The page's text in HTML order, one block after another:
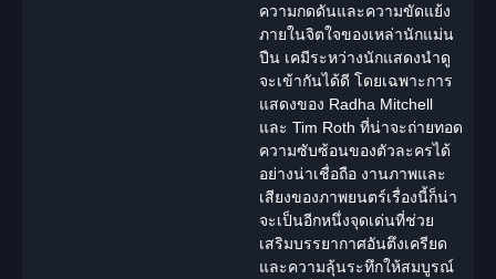
ความกดดันและความขัดแย้ง
ภายในจิตใจของเหล่านักแม่น
ปืน เคมีระหว่างนักแสดงนำดู
จะเข้ากันได้ดี โดยเฉพาะการ
แสดงของ Radha Mitchell
และ Tim Roth ที่น่าจะถ่ายทอด
ความซับซ้อนของตัวละครได้
อย่างน่าเชื่อถือ งานภาพและ
เสียงของภาพยนตร์เรื่องนี้ก็น่า
จะเป็นอีกหนึ่งจุดเด่นที่ช่วย
เสริมบรรยากาศอันตึงเครียด
และความลุ้นระทึกให้สมบูรณ์